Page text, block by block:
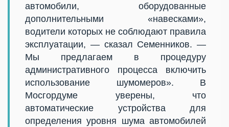
автомобили, оборудованные
дополнительными «навесками»,
водители которых не соблюдают правила
эксплуатации, — сказал Семенников. —
Мы предлагаем в процедуру
административного процесса включить
использование шумомеров». В
Мосгордуме уверены, что
автоматические устройства для
определения уровня шума автомобилей